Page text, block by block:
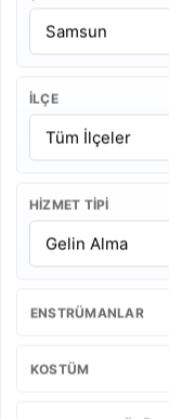
İLÇE
HIZMET TIPI
ENSTRÜMANLAR
KOSTÜM
ve
Bando
süresine,
kostüm
Kısa gelin
kurumsal
Bu yüzden
dakika
Gelin alma
gelin
enerjik giriş
oyun